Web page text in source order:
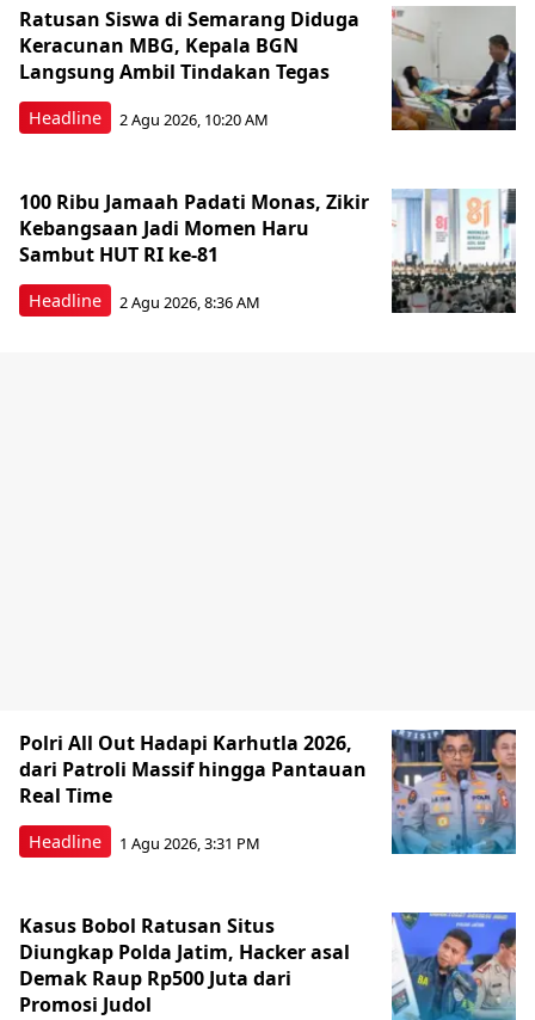
Headline
Ratusan Siswa di Semarang Diduga
Keracunan MBG, Kepala BGN
Langsung Ambil Tindakan Tegas
2 Agu 2026, 10:20 AM
Headline
100 Ribu Jamaah Padati Monas, Zikir
Kebangsaan Jadi Momen Haru
Sambut HUT RI ke-81
2 Agu 2026, 8:36 AM
Headline
Polri All Out Hadapi Karhutla 2026,
dari Patroli Massif hingga Pantauan
Real Time
1 Agu 2026, 3:31 PM
Kasus Bobol Ratusan Situs
Diungkap Polda Jatim, Hacker asal
Demak Raup Rp500 Juta dari
Promosi Judol